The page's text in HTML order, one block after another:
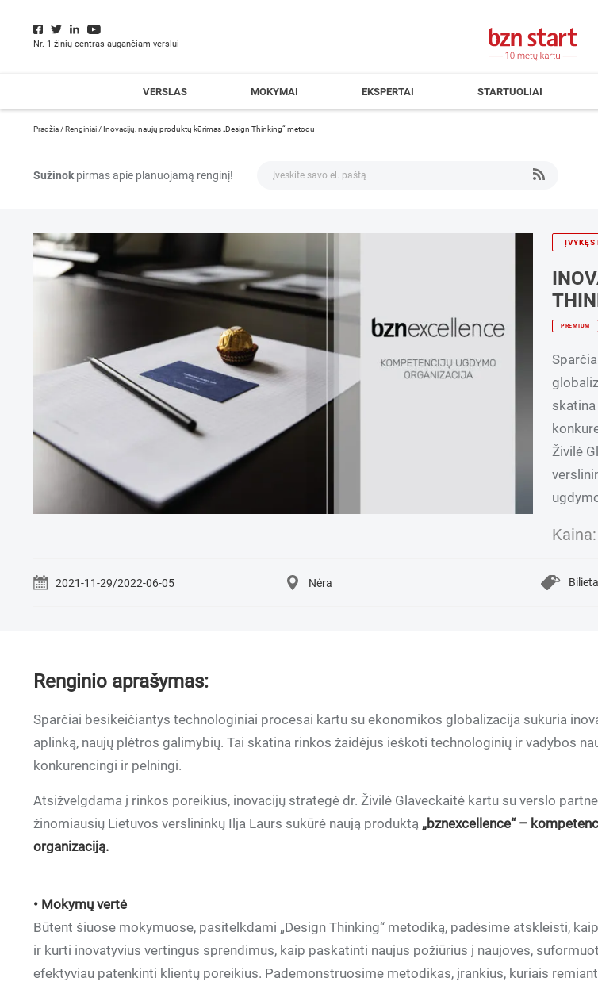
Nr. 1 žinių centras augančiam verslui
VERSLAS MOKYMAI EKSPERTAI STARTUOLIAI
Pradžia /Renginiai / Inovacijų, naujų produktų kūrimas „Design Thinking“ metodu
Sužinok pirmas apie planuojamą renginį!
ĮVYKĘS
PREMIUM
Živilė
Kaina:
2021-11-29/2022-06-05 Nėra
Renginio aprašymas:
Sparčiai besikeičiantys technologiniai procesai kartu su ekonomikos globalizacija sukuria
aplinką, naujų plėtros galimybių. Tai skatina rinkos žaidėjus ieškoti technologinių ir vadybos
konkurencingi ir pelningi.
Atsižvelgdama į rinkos poreikius, inovacijų strategė dr. Živilė Glaveckaitė kartu su verslo
žinomiausių Lietuvos verslininkų Ilja Laurs sukūrė naują produktą „bznexcellence“ –
organizaciją.
• Mokymų vertė
Būtent šiuose mokymuose, pasitelkdami „Design Thinking“ metodiką, padėsime atskleisti,
ir kurti inovatyvius vertingus sprendimus, kaip paskatinti naujus požiūrius į naujoves,
efektyviau patenkinti klientų poreikius. Pademonstruosime metodikas, įrankius, kuriais